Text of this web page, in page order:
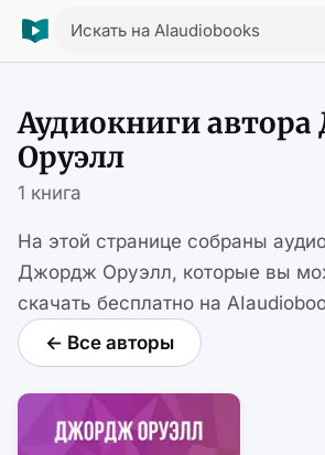
Искать на AIaudiobooks
Аудиокниги
Оруэлл
1 книга
На этой странице собраны
Джордж Оруэлл, которые вы
скачать бесплатно на
← Все авторы